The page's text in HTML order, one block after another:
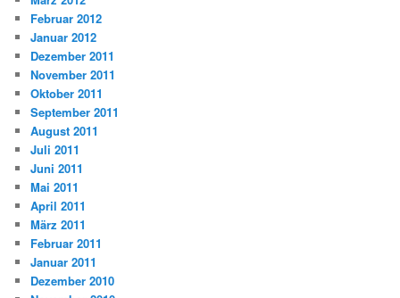
Februar 2012
Januar 2012
Dezember 2011
November 2011
Oktober 2011
September 2011
August 2011
Juli 2011
Juni 2011
Mai 2011
April 2011
März 2011
Februar 2011
Januar 2011
Dezember 2010